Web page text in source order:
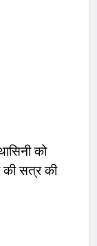
को
की सत्र की